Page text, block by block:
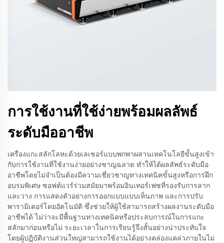
การใช้งานที่ใช้ง่ายพร้อมผลลัพธ์
ระดับมืออาชีพ
เครื่องแกะสลักโลหะด้วยเลเซอร์แบบพกพาผสานเทคโนโลยีขั้นสูงเข้า
กับการใช้งานที่ใช้งานง่ายอย่างชาญฉลาด ทำให้ได้ผลลัพธ์ระดับมือ
อาชีพโดยไม่จำเป็นต้องมีความเชี่ยวชาญทางเทคนิคขั้นสูงหรือการฝึก
อบรมพิเศษ ซอฟต์แวร์ร่วมสมัยมาพร้อมอินเทอร์เฟซที่รองรับการลาก
และวาง การแสดงตัวอย่างการออกแบบแบบเห็นภาพ และการปรับ
พารามิเตอร์โดยอัตโนมัติ ซึ่งช่วยให้ผู้ใช้สามารถสร้างผลงานระดับมือ
อาชีพได้ ไม่ว่าจะมีพื้นฐานทางเทคนิคหรือประสบการณ์ในการแกะ
สลักมาก่อนหรือไม่ ระยะเวลาในการเรียนรู้จึงสั้นอย่างน่าประทับใจ
โดยผู้ปฏิบัติงานส่วนใหญ่สามารถใช้งานได้อย่างคล่องแคล่วภายในไม่